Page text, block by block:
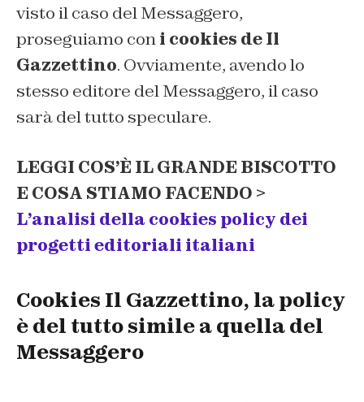
visto il caso del Messaggero,
proseguiamo coni cookies de Il
Gazzettino. Ovviamente, avendo lo
stesso editore del Messaggero, il caso
sarà del tutto speculare.
LEGGI COS’È IL GRANDE BISCOTTO
E COSA STIAMO FACENDO >
L’analisi della cookies policy dei
progetti editoriali italiani
Cookies Il Gazzettino, la policy
è del tutto simile a quella del
Messaggero